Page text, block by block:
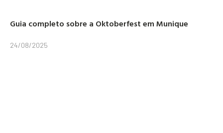
Guia completo sobre a Oktoberfest em Munique
24/08/2025